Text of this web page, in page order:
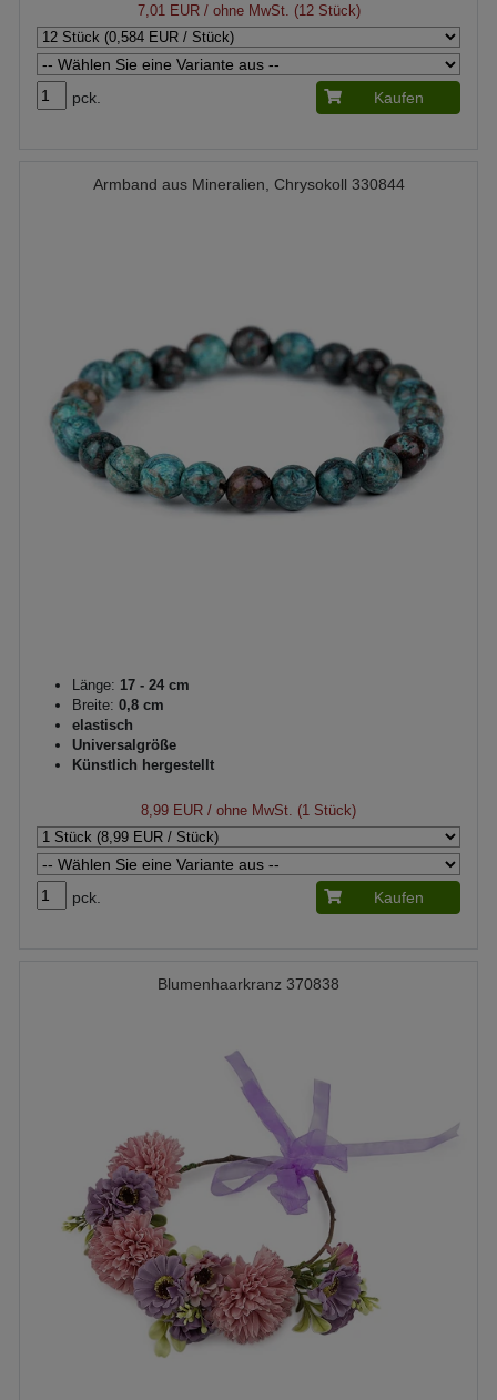
7,01 EUR/ ohne MwSt. (12 Stück)
pck. Kaufen
Armband aus Mineralien, Chrysokoll 330844
Länge: 17 - 24 cm
Breite: 0,8 cm
elastisch
Universalgröße
Künstlich hergestellt
8,99 EUR / ohne MwSt. (1 Stück)
pck. Kaufen
Blumenhaarkranz 370838